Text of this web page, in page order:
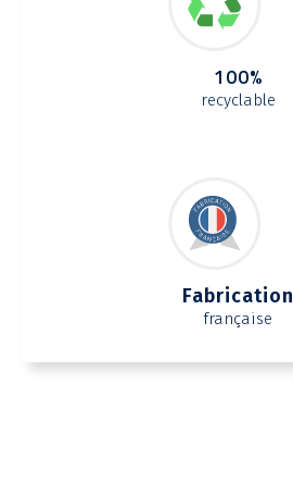
100%
recyclable
Fabrication
française